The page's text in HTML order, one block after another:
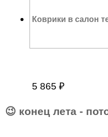
Коврики в салон
5 865 ₽
😉 конец лета -